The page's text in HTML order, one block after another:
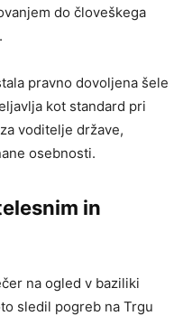
do človeškega
pravno dovoljena šele
kot standard pri
voditelje države,
osebnosti.
in
na ogled v baziliki
sledil pogreb na Trgu